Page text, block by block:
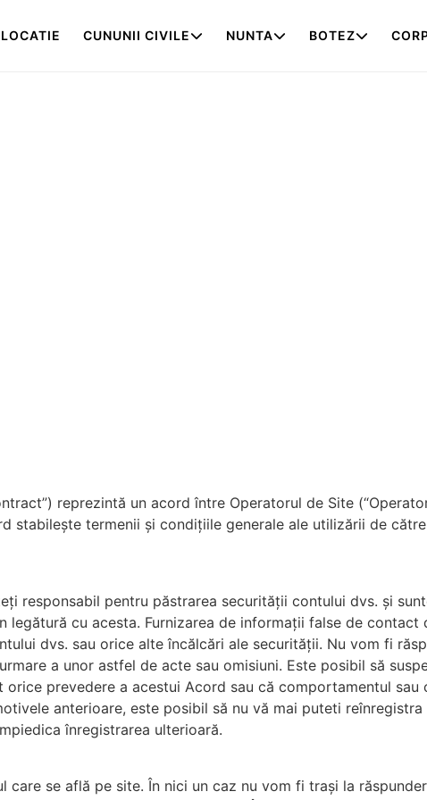
CUNUNII CIVILE NUNTA BOTEZ
reprezintă un acord între Operatorul de Site
stabilește termenii și condițiile generale ale utilizării de
responsabil pentru păstrarea securității contului dvs. și
cu acesta. Furnizarea de informații false de
dvs. sau orice alte încălcări ale securității. Nu vom fi
a unor astfel de acte sau omisiuni. Este posibil să
prevedere a acestui Acord sau că comportamentul
anterioare, este posibil să nu vă mai puteti
înregistrarea ulterioară.
care se află pe site. În nici un caz nu vom fi trași la